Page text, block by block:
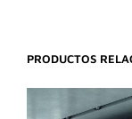
PRODUCTOS